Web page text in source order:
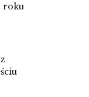
roku